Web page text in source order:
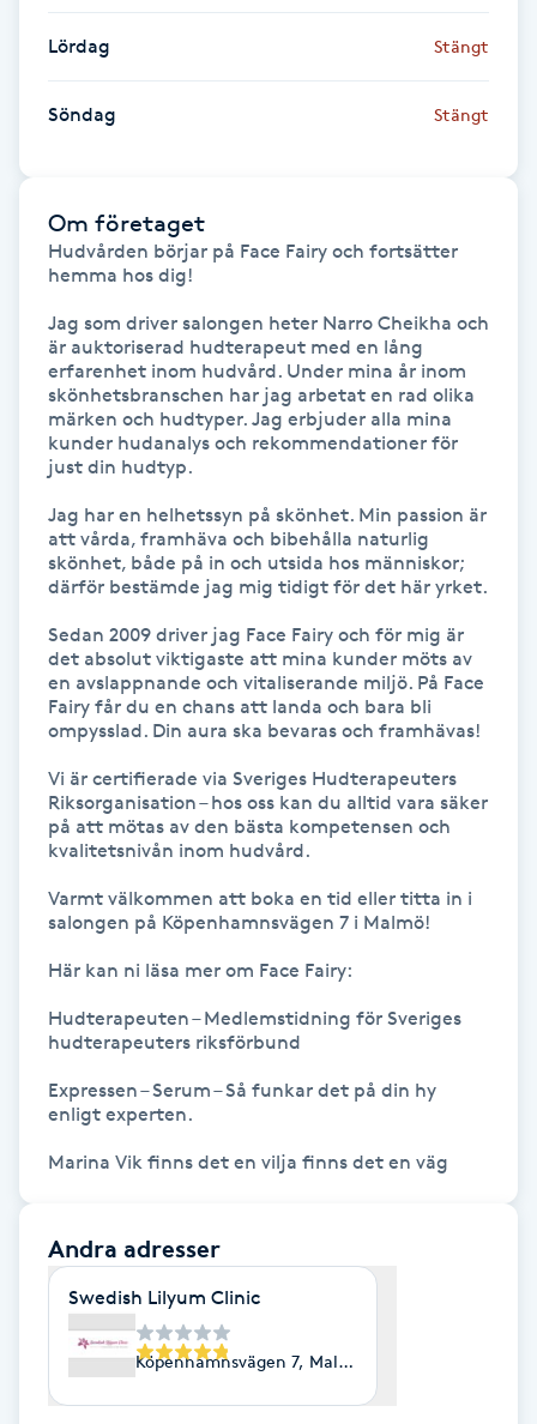
Kroppspeeling
Käkledsbehandling
L
Laserbehandling
LED-ljusterapi
Liktornar
LPG-behandling
LPG-massage
Luggklippning
Lymfmassage
Läpptatuering
Manikyr & Pedikyr
Medicinsk massage
Meditation
Medium
Megavolymfransar
Lördag Stängt
Söndag Stängt
Om företaget
Hudvården börjar på Face Fairy och fortsätter
hemma hos dig!
Jag som driver salongen heter Narro Cheikha och
är auktoriserad hudterapeut med en lång
erfarenhet inom hudvård. Under mina år inom
skönhetsbranschen har jag arbetat en rad olika
märken och hudtyper. Jag erbjuder alla mina
kunder hudanalys och rekommendationer för
just din hudtyp.
Jag har en helhetssyn på skönhet. Min passion är
att vårda, framhäva och bibehålla naturlig
skönhet, både på in och utsida hos människor;
därför bestämde jag mig tidigt för det här yrket.
Sedan 2009 driver jag Face Fairy och för mig är
det absolut viktigaste att mina kunder möts av
en avslappnande och vitaliserande miljö. På Face
Fairy får du en chans att landa och bara bli
ompysslad. Din aura ska bevaras och framhävas!
Vi är certifierade via Sveriges Hudterapeuters
Riksorganisation – hos oss kan du alltid vara säker
på att mötas av den bästa kompetensen och
kvalitetsnivån inom hudvård.
Varmt välkommen att boka en tid eller titta in i
salongen på Köpenhamnsvägen 7 i Malmö!
Här kan ni läsa mer om Face Fairy:
Hudterapeuten – Medlemstidning för Sveriges
hudterapeuters riksförbund
Expressen – Serum – Så funkar det på din hy
enligt experten.
Marina Vik finns det en vilja finns det en väg
Andra adresser
Swedish Lilyum Clinic
Köpenhamnsvägen 7, Malmö